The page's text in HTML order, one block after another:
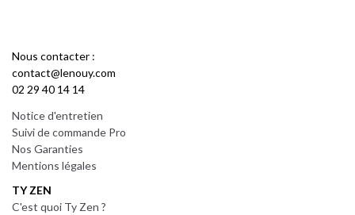
Nous contacter :
contact@lenouy.com
02 29 40 14 14
Notice d'entretien
Suivi de commande Pro
Nos Garanties
Mentions légales
TY ZEN
C'est quoi Ty Zen ?